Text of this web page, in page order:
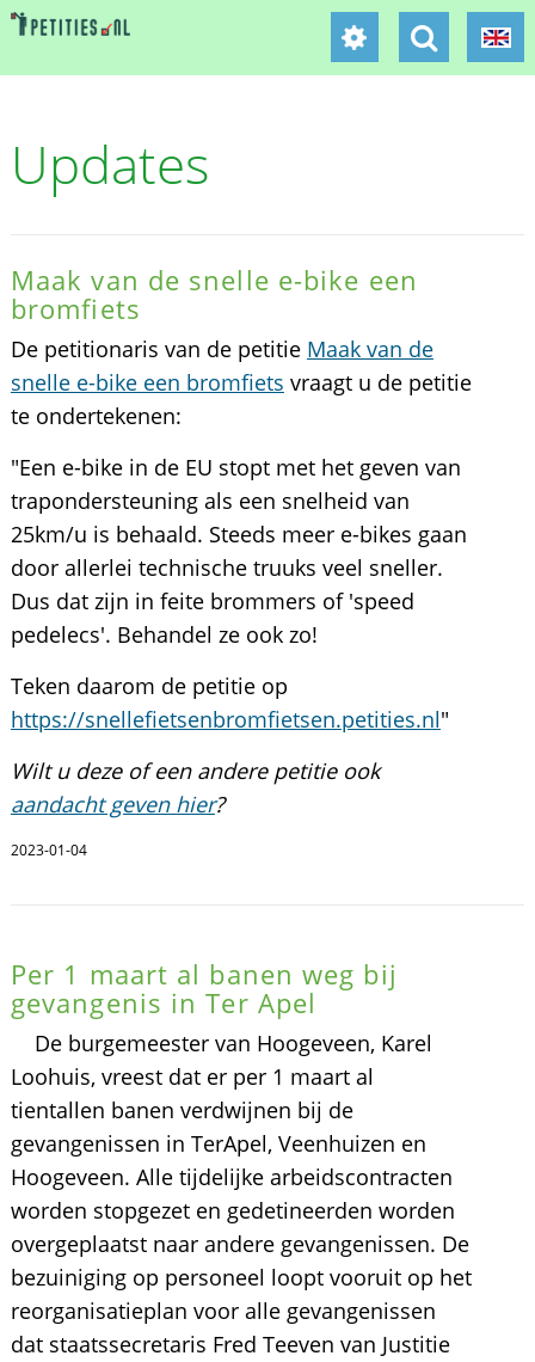
Updates
Maak van de snelle e-bike een
bromfiets
De petitionaris van de petitie Maak van de
snelle e-bike een bromfiets vraagt u de petitie
te ondertekenen:
"Een e-bike in de EU stopt met het geven van
trapondersteuning als een snelheid van
25km/u is behaald. Steeds meer e-bikes gaan
door allerlei technische truuks veel sneller.
Dus dat zijn in feite brommers of 'speed
pedelecs'. Behandel ze ook zo!
Teken daarom de petitie op
https://snellefietsenbromfietsen.petities.nl"
Wilt u deze of een andere petitie ook
aandacht geven hier?
2023-01-04
Per 1 maart al banen weg bij
gevangenis in Ter Apel
De burgemeester van Hoogeveen, Karel
Loohuis, vreest dat er per 1 maart al
tientallen banen verdwijnen bij de
gevangenissen in TerApel, Veenhuizen en
Hoogeveen. Alle tijdelijke arbeidscontracten
worden stopgezet en gedetineerden worden
overgeplaatst naar andere gevangenissen. De
bezuiniging op personeel loopt vooruit op het
reorganisatieplan voor alle gevangenissen
dat staatssecretaris Fred Teeven van Justitie